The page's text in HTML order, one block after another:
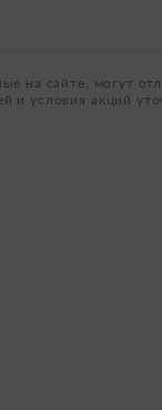
на сайте, могут
и условия акций